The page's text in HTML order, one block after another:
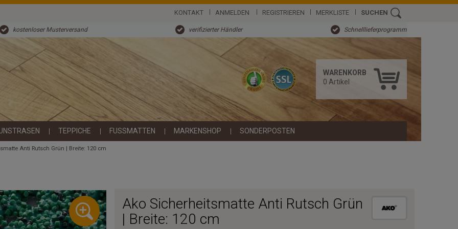
KONTAKT ANMELDEN REGISTRIEREN MERKLISTE SUCHEN
kostenloser Musterversand verifizierter Händler Schnelllieferprogramm
WARENKORB
0 Artikel
TEPPICHE FUSSMATTEN MARKENSHOP SONDERPOSTEN
Anti Rutsch Grün | Breite: 120 cm
Ako Sicherheitsmatte Anti Rutsch Grün
| Breite: 120 cm